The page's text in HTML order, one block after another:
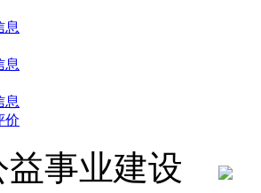
息
息
息
价
益事业建设